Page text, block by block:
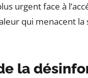
urgent face à
qui menacent
la